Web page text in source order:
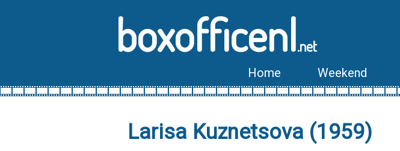
boxofficenl.net
Home Weekend
Larisa Kuznetsova (1959)